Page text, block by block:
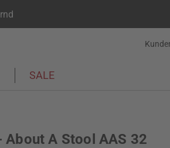
SALE
About A Stool AAS 32